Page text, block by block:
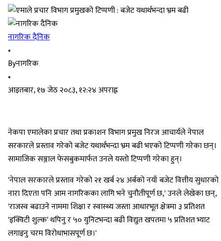
नागरिक दैनिक
•
Byनागरिक
•
आइतबार, १७ जेठ २०८३, १२:२४ अपराह्न
नेकपा एमालेका प्रचार तथा प्रकाशन विभाग प्रमुख निरज आचार्यले नेपाल
सरकारले प्रस्ताव गरेको बजेट यथार्थभन्दा भ्रम बढी भएको टिप्पणी गरेका छन्।
सामाजिक सञ्जाल फेसबुकमार्फत उनले यस्तो टिप्पणी गरेका हुन्।
'नेपाल सरकारले प्रस्ताव गरेको २१ खर्ब २४ अर्बको नयाँ बजेट वित्तीय सुधारको
नारा दिएता पनि आम नागरिकका लागि भने चुनौतीपूर्ण छ,' उनले लेखेका छन्,
'राजस्व बढाउने नाममा शिक्षा र स्वास्थ्य जस्ता आधारभूत क्षेत्रमा ३ प्रतिशत
'इक्विटी शुल्क' थपिनु र ५० युनिटभन्दा बढी विद्युत खपतमा ५ प्रतिशत भ्याट
लगाइनु चरम विरोधाभासपूर्ण छ।'